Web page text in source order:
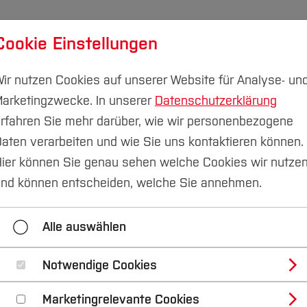
Forschung & Transfer
Aktuelles Übersicht
Programm Call for Abstracts Anmeldung
Einstellungen
nutzen Cookies auf unserer Website für Analyse- und
In unserer Datenschutzerklärung
Sie mehr darüber, wie wir personenbezogene
verarbeiten und wie Sie uns kontaktieren können.
können Sie genau sehen welche Cookies wir nutzen
können entscheiden, welche Sie annehmen.
Alle auswählen
Notwendige Cookies
Marketingrelevante Cookies